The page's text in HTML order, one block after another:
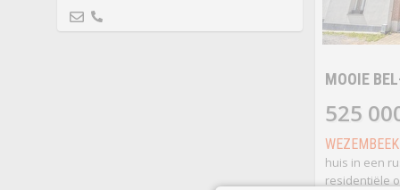
MOOIE
525
huis in een
residentiële